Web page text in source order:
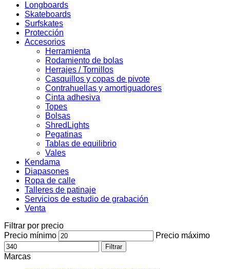
Longboards
Skateboards
Surfskates
Protección
Accesorios
Herramienta
Rodamiento de bolas
Herrajes / Tornillos
Casquillos y copas de pivote
Contrahuellas y amortiguadores
Cinta adhesiva
Topes
Bolsas
ShredLights
Pegatinas
Tablas de equilibrio
Vales
Kendama
Diapasones
Ropa de calle
Talleres de patinaje
Servicios de estudio de grabación
Venta
Filtrar por precio
Precio mínimo
Precio máximo
Filtrar
Marcas